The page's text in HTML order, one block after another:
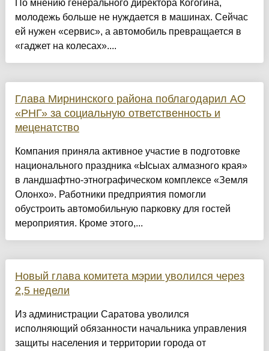
По мнению генерального директора Когогина,
молодежь больше не нуждается в машинах. Сейчас
ей нужен «сервис», а автомобиль превращается в
«гаджет на колесах»....
Глава Мирнинского района поблагодарил АО
«РНГ» за социальную ответственность и
меценатство
Компания приняла активное участие в подготовке
национального праздника «Ысыах алмазного края»
в ландшафтно-этнографическом комплексе «Земля
Олонхо». Работники предприятия помогли
обустроить автомобильную парковку для гостей
мероприятия. Кроме этого,...
Новый глава комитета мэрии уволился через
2,5 недели
Из администрации Саратова уволился
исполняющий обязанности начальника управления
защиты населения и территории города от